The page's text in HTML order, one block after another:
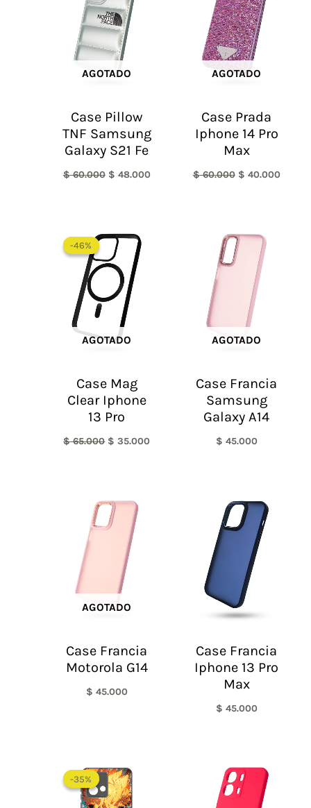
AGOTADO
Case Pillow
TNF Samsung
Galaxy S21 Fe
$60.000
$ 60.000.
$ 48.000
AGOTADO
Case Prada
Iphone 14 Pro
Max
$60.000
$ 60.000.
$ 40.000
-46%
AGOTADO
-46%
Case Mag
Clear Iphone
13 Pro
$65.000
precio
original
era:
$ 65.000.
$ 35.000
AGOTADO
Case Francia
Samsung
Galaxy A14
$ 45.000
AGOTADO
Case Francia
Motorola G14
$ 45.000
Case Francia
Iphone 13 Pro
Max
$ 45.000
-35%
-35%